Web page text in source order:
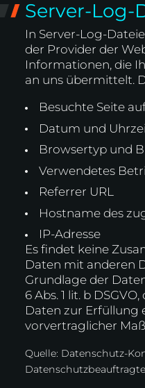
Server-Log-
In Server-Log-
der Provider der
Informationen, die
an uns übermittelt.
Besuchte Seite
Datum und
Browsertyp und
Verwendetes
Referrer URL
Hostname des
IP-Adresse
Es findet keine
Daten mit anderen
Grundlage der
6 Abs. 1 lit. b
Daten zur Erfüllung
vorvertraglicher
Quelle: Datenschutz-